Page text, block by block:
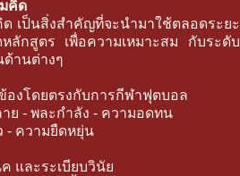
คิด
เป็นสิ่งสำคัญที่จะนำมาใช้ตลอดระยะ
ลักสูตร เพื่อความเหมาะสม กับระดับ
ด้านต่างๆ
องโดยตรงกับการกีฬาฟุตบอล
ย - พละกำลัง - ความอดทน
- ความยืดหยุ่น
และระเบียบวินัย